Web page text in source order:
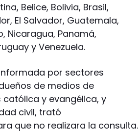
Belice, Bolivia, Brasil,
El Salvador, Guatemala,
Nicaragua, Panamá,
y Venezuela.
por sectores
de medios de
y evangélica, y
civil, trató
que no realizara la consulta.